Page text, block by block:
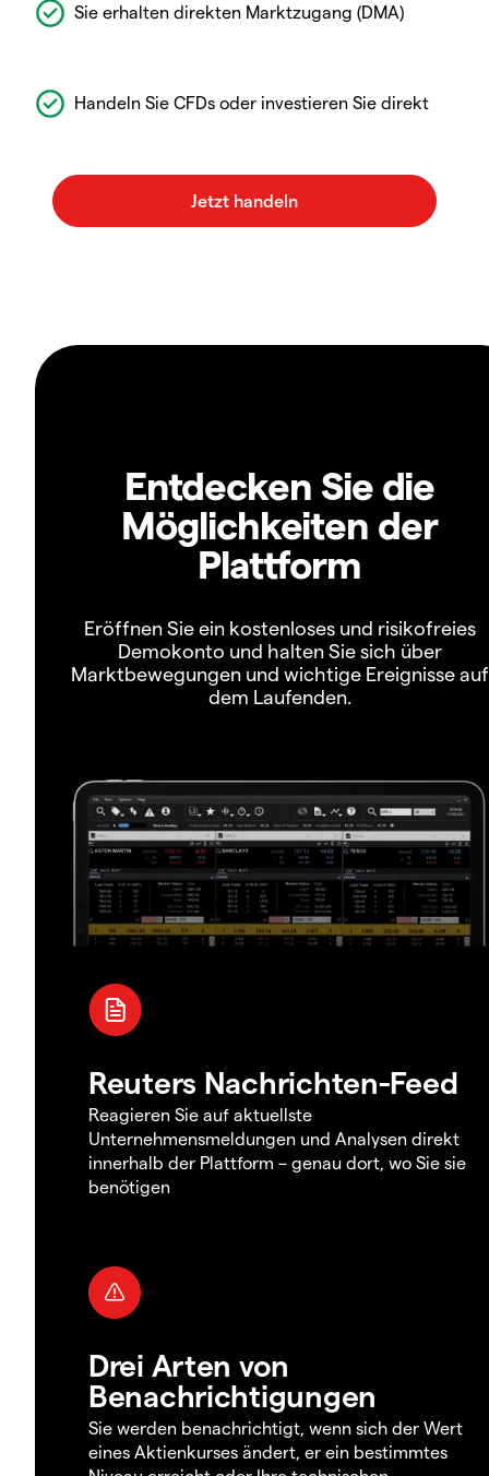
Sie erhalten direkten Marktzugang (DMA)
Handeln Sie CFDs oder investieren Sie direkt
Entdecken Sie die
Möglichkeiten der
Plattform
Eröffnen Sie ein kostenloses und risikofreies
Demokonto und halten Sie sich über
Marktbewegungen und wichtige Ereignisse auf
dem Laufenden.
Reuters Nachrichten-Feed
Reagieren Sie auf aktuellste
Unternehmensmeldungen und Analysen direkt
innerhalb der Plattform – genau dort, wo Sie sie
benötigen
Drei Arten von
Benachrichtigungen
Sie werden benachrichtigt, wenn sich der Wert
eines Aktienkurses ändert, er ein bestimmtes